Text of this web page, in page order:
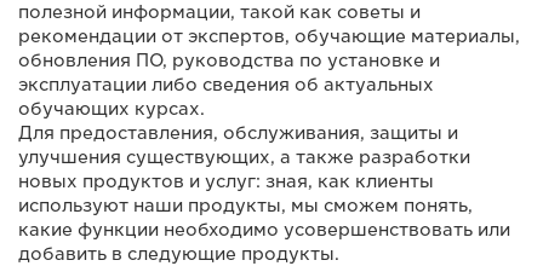
полезной информации, такой как советы и
рекомендации от экспертов, обучающие материалы,
обновления ПО, руководства по установке и
эксплуатации либо сведения об актуальных
обучающих курсах.
Для предоставления, обслуживания, защиты и
улучшения существующих, а также разработки
новых продуктов и услуг: зная, как клиенты
используют наши продукты, мы сможем понять,
какие функции необходимо усовершенствовать или
добавить в следующие продукты.